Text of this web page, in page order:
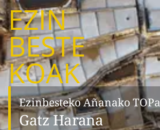
EZIN
BESTE
KOAK
Ezinbesteko Añanako TOPa
Gatz Harana